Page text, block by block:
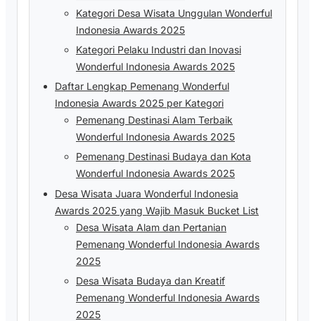
Kategori Desa Wisata Unggulan Wonderful
Indonesia Awards 2025
Kategori Pelaku Industri dan Inovasi
Wonderful Indonesia Awards 2025
Daftar Lengkap Pemenang Wonderful
Indonesia Awards 2025 per Kategori
Pemenang Destinasi Alam Terbaik
Wonderful Indonesia Awards 2025
Pemenang Destinasi Budaya dan Kota
Wonderful Indonesia Awards 2025
Desa Wisata Juara Wonderful Indonesia
Awards 2025 yang Wajib Masuk Bucket List
Desa Wisata Alam dan Pertanian
Pemenang Wonderful Indonesia Awards
2025
Desa Wisata Budaya dan Kreatif
Pemenang Wonderful Indonesia Awards
2025